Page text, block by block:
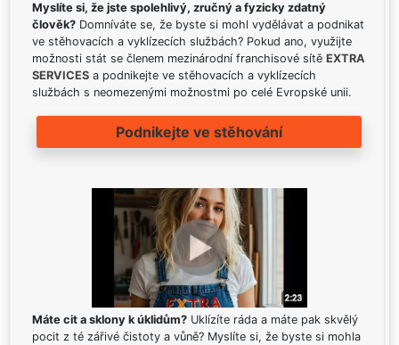
Myslíte si, že jste spolehlivý, zručný a fyzicky zdatný
člověk? Domníváte se, že byste si mohl vydělávat a podnikat
ve stěhovacích a vyklízecích službách? Pokud ano, využijte
možnosti stát se členem mezinárodní franchisové sítě EXTRA
SERVICES a podnikejte ve stěhovacích a vyklízecích
službách s neomezenými možnostmi po celé Evropské unii.
Podnikejte ve stěhování
Máte cit a sklony k úklidům? Uklízíte ráda a máte pak skvělý
pocit z té zářivé čistoty a vůně? Myslíte si, že byste si mohla